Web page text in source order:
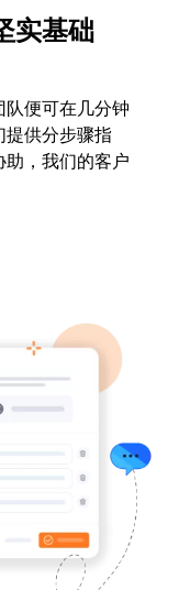
实基础
便可在几分钟
提供分步骤指
，我们的客户